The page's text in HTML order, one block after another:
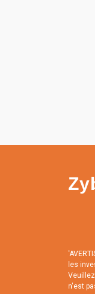
les
n'est